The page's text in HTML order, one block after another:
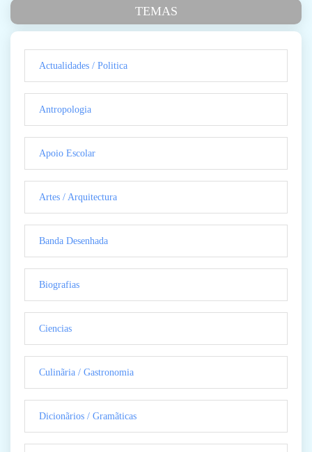
TEMAS
Actualidades / Politica
Antropologia
Apoio Escolar
Artes / Arquitectura
Banda Desenhada
Biografias
Ciencias
Culinãria / Gastronomia
Dicionãrios / Gramãticas